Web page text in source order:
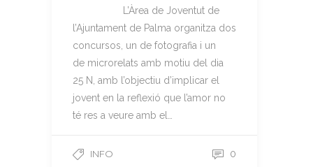
L’Àrea de Joventut de
l’Ajuntament de Palma organitza dos
concursos, un de fotografia i un
de microrelats amb motiu del dia
25 N, amb l’objectiu d’implicar el
jovent en la reflexió que l’amor no
té res a veure amb el…
INFO 0